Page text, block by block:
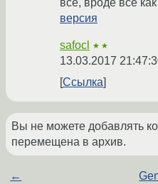
все, вроде все
версия
safocl ★★
13.03.2017
Ссылка
Вы не можете добавлять
перемещена в архив.
←